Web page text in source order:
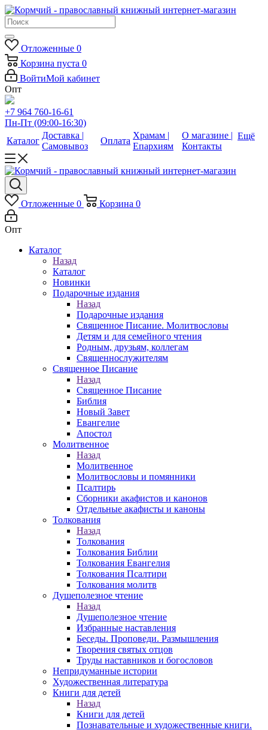
Отложенные 0
Корзина пуста 0
ВойтиМой кабинет
Опт
+7 964 760-16-61
Пн-Пт (09:00-16:30)
Каталог
Доставка |
Самовывоз
Оплата
Храмам |
Епархиям
О магазине |
Контакты
Ещё
Отложенные 0 Корзина 0
Опт
Каталог
Назад
Каталог
Новинки
Подарочные издания
Назад
Подарочные издания
Священное Писание. Молитвословы
Детям и для семейного чтения
Родным, друзьям, коллегам
Священнослужителям
Священное Писание
Назад
Священное Писание
Библия
Новый Завет
Евангелие
Апостол
Молитвенное
Назад
Молитвенное
Молитвословы и помянники
Псалтирь
Сборники акафистов и канонов
Отдельные акафисты и каноны
Толкования
Назад
Толкования
Толкования Библии
Толкования Евангелия
Толкования Псалтири
Толкования молитв
Душеполезное чтение
Назад
Душеполезное чтение
Избранные наставления
Беседы. Проповеди. Размышления
Творения святых отцов
Труды наставников и богословов
Непридуманные истории
Художественная литература
Книги для детей
Назад
Книги для детей
Познавательные и художественные книги.